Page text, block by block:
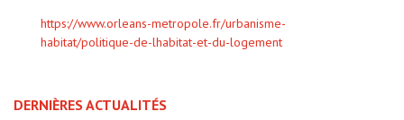
https://www.orleans-metropole.fr/urbanisme-
habitat/politique-de-lhabitat-et-du-logement
DERNIÈRES ACTUALITÉS